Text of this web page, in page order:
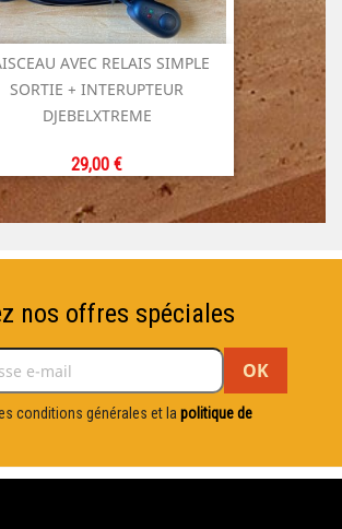
AVEC RELAIS SIMPLE
SORTIE + INTERUPTEUR
DJEBELXTREME
Prix
29,00 €
nos offres spéciales
conditions générales et la politique de